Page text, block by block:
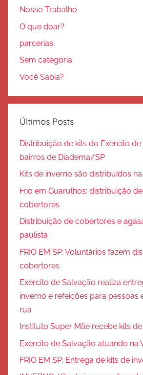
Nosso Trabalho
O que doar?
parcerias
Sem categoria
Você Sabia?
Últimos Posts
Distribuição de kits do Exército
bairros de Diadema/SP
Kits de inverno são distribuídos
Frio em Guarulhos: distribuição
cobertores
Distribuição de cobertores e
paulista
FRIO EM SP: Voluntários fazem
cobertores
Exército de Salvação realiza
inverno e refeições para pessoas
rua
Instituto Super Mãe recebe kits
Exército de Salvação atuando na
FRIO EM SP: Entrega de kits de